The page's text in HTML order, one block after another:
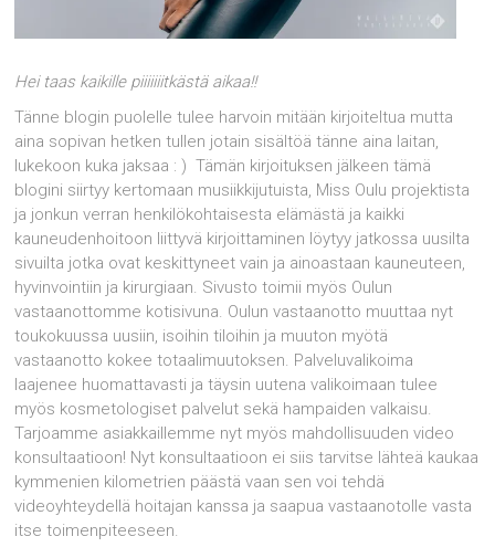
Hei taas kaikille piiiiiiitkästä aikaa!!
Tänne blogin puolelle tulee harvoin mitään kirjoiteltua mutta
aina sopivan hetken tullen jotain sisältöä tänne aina laitan,
lukekoon kuka jaksaa : ) Tämän kirjoituksen jälkeen tämä
blogini siirtyy kertomaan musiikkijutuista, Miss Oulu projektista
ja jonkun verran henkilökohtaisesta elämästä ja kaikki
kauneudenhoitoon liittyvä kirjoittaminen löytyy jatkossa uusilta
sivuilta jotka ovat keskittyneet vain ja ainoastaan kauneuteen,
hyvinvointiin ja kirurgiaan. Sivusto toimii myös Oulun
vastaanottomme kotisivuna. Oulun vastaanotto muuttaa nyt
toukokuussa uusiin, isoihin tiloihin ja muuton myötä
vastaanotto kokee totaalimuutoksen. Palveluvalikoima
laajenee huomattavasti ja täysin uutena valikoimaan tulee
myös kosmetologiset palvelut sekä hampaiden valkaisu.
Tarjoamme asiakkaillemme nyt myös mahdollisuuden video
konsultaatioon! Nyt konsultaatioon ei siis tarvitse lähteä kaukaa
kymmenien kilometrien päästä vaan sen voi tehdä
videoyhteydellä hoitajan kanssa ja saapua vastaanotolle vasta
itse toimenpiteeseen.